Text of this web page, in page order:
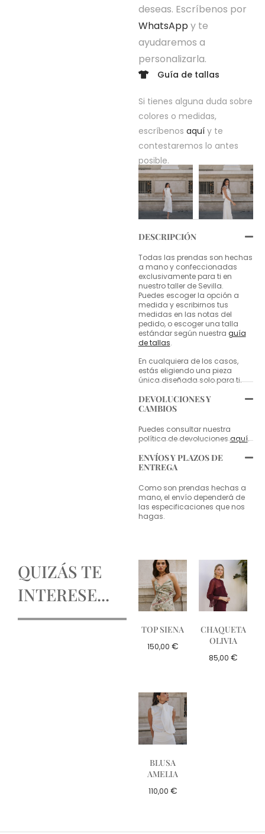
deseas. Escríbenos por
WhatsAppy te
ayudaremos a
personalizarla.
Guía de tallas
Si tienes alguna duda sobre
colores o medidas,
escríbenos aquíy te
contestaremos lo antes
posible.
DESCRIPCIÓN
Todas las prendas son hechas
a mano y confeccionadas
exclusivamente para ti en
nuestro taller de Sevilla.
Puedes escoger la opción a
medida y escribirnos tus
medidas en las notas del
pedido, o escoger una talla
estándar según nuestra guía
de tallas.
En cualquiera de los casos,
estás eligiendo una pieza
única diseñada solo para ti.
DEVOLUCIONES Y
CAMBIOS
Puedes consultar nuestra
política de devolucionesaquí.
ENVÍOS Y PLAZOS DE
ENTREGA
Como son prendas hechas a
mano, el envío dependerá de
las especificaciones que nos
hagas.
QUIZÁS TE
INTERESE...
TOP SIENA
150,00 €
CHAQUETA
OLIVIA
85,00 €
BLUSA
AMELIA
110,00 €